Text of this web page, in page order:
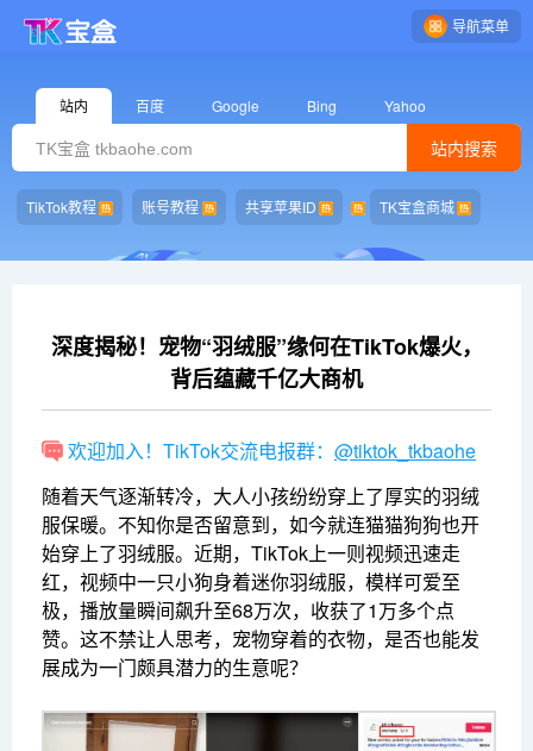
导航菜单
站内 百度 Google Bing Yahoo
站内搜索
TikTok教程 账号教程 共享苹果ID TK宝盒商城
深度揭秘！宠物“羽绒服”缘何在TikTok爆火，
背后蕴藏千亿大商机
欢迎加入！TikTok交流电报群： @tiktok_tkbaohe
随着天气逐渐转冷，大人小孩纷纷穿上了厚实的羽绒
服保暖。不知你是否留意到，如今就连猫猫狗狗也开
始穿上了羽绒服。近期，TikTok上一则视频迅速走
红，视频中一只小狗身着迷你羽绒服，模样可爱至
极，播放量瞬间飙升至68万次，收获了1万多个点
赞。这不禁让人思考，宠物穿着的衣物，是否也能发
展成为一门颇具潜力的生意呢？